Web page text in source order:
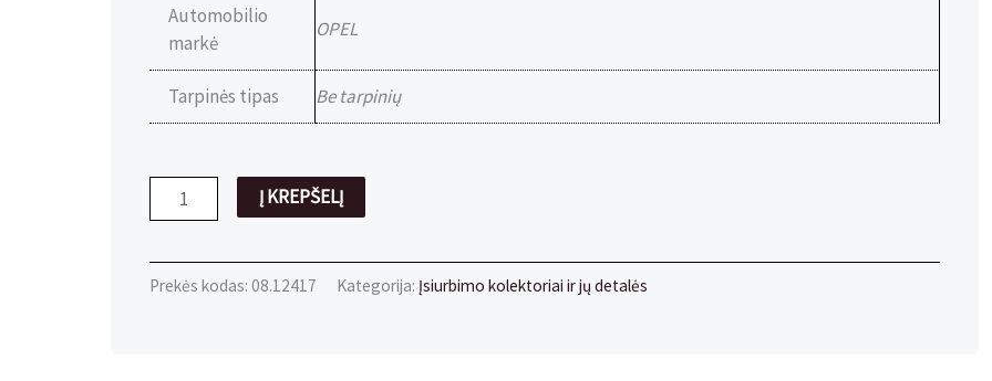
Automobilio
markė
OPEL
Tarpinės tipas Be tarpinių
produkto
kiekis:
įsiurbimo
Į KREPŠELĮ
Prekės kodas: 08.12417 Kategorija: Įsiurbimo kolektoriai ir jų detalės